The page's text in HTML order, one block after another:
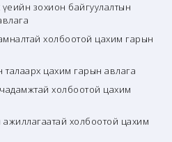
зохион байгуулалтын
холбоотой цахим гарын
цахим гарын авлага
холбоотой цахим
ажиллагаатай холбоотой цахим